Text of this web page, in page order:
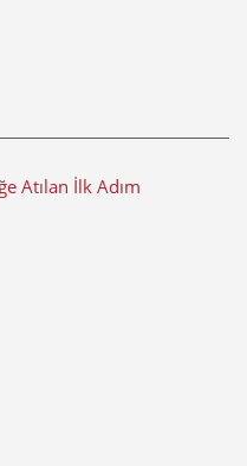
Atılan İlk Adım